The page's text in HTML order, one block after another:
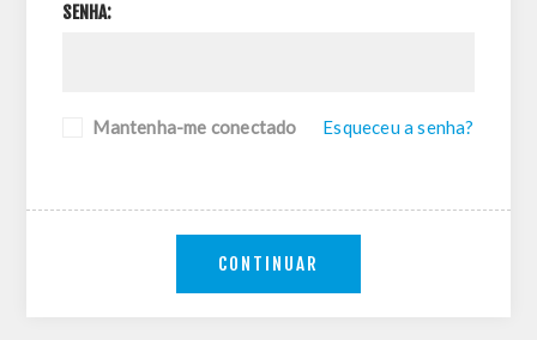
SENHA:
Mantenha-me conectado Esqueceu a senha?
CONTINUAR